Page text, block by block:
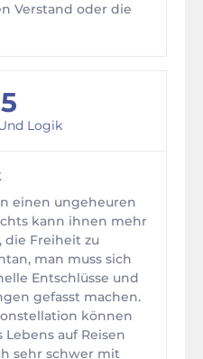
Verstand oder die
Logik
einen ungeheuren
kann ihnen mehr
die Freiheit zu
man muss sich
Entschlüsse und
gefasst machen.
können
auf Reisen
sehr schwer mit